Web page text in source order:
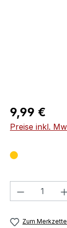
Regulärer Preis:
9,99 €
Preise inkl.
Produkt
Zum